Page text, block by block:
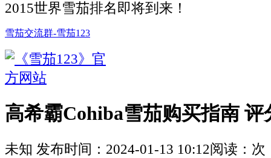
2015世界雪茄排名即将到来！
雪茄交流群-雪茄123
高希霸Cohiba雪茄购买指南 评
未知 发布时间： 2024-01-13 10:12阅读： 次